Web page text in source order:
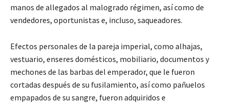
manos de allegados al malogrado régimen, así como de
vendedores, oportunistas e, incluso, saqueadores.
Efectos personales de la pareja imperial, como alhajas,
vestuario, enseres domésticos, mobiliario, documentos y
mechones de las barbas del emperador, que le fueron
cortadas después de su fusilamiento, así como pañuelos
empapados de su sangre, fueron adquiridos e